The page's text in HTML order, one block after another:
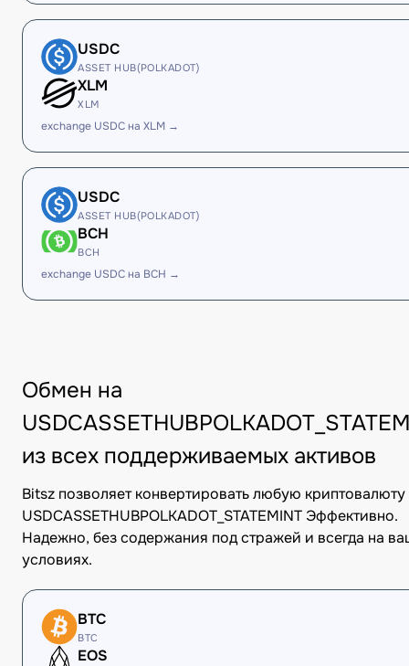
USDC
ASSET HUB(POLKADOT)
XLM
XLM
exchange USDC на XLM →
USDC
ASSET HUB(POLKADOT)
BCH
BCH
exchange USDC на BCH →
Обмен на
из всех поддерживаемых активов
Bitsz позволяет конвертировать любую криптовалюту
USDCASSETHUBPOLKADOT_STATEMINT Эффективно.
Надежно, без содержания под стражей и всегда на
условиях.
BTC
BTC
EOS